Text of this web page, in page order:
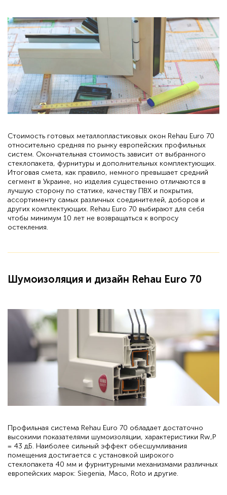
Стоимость готовых металлопластиковых окон Rehau Euro 70
относительно средняя по рынку европейских профильных
систем. Окончательная стоимость зависит от выбранного
стеклопакета, фурнитуры и дополнительных комплектующих.
Итоговая смета, как правило, немного превышает средний
сегмент в Украине, но изделия существенно отличаются в
лучшую сторону по статике, качеству ПВХ и покрытия,
ассортименту самых различных соединителей, доборов и
других комплектующих. Rehau Euro 70 выбирают для себя
чтобы минимум 10 лет не возвращаться к вопросу
остекления.
Шумоизоляция и дизайн Rehau Euro 70
Профильная система Rehau Euro 70 обладает достаточно
высокими показателями шумоизоляции, характеристики Rw,P
= 43 дБ. Наиболее сильный эффект обесшумливания
помещения достигается с установкой широкого
стеклопакета 40 мм и фурнитурными механизмами различных
европейских марок: Siegenia, Maco, Roto и другие.
Перейти на українську версію?
Так! Ні